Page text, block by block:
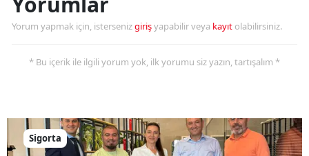
Yorum yapmak için, istersenizgirişyapabilir veya kayıt olabilirsiniz.
* Bu içerik ile ilgili yorum yok, ilk yorumu siz yazın, tartışalım *
Sigorta